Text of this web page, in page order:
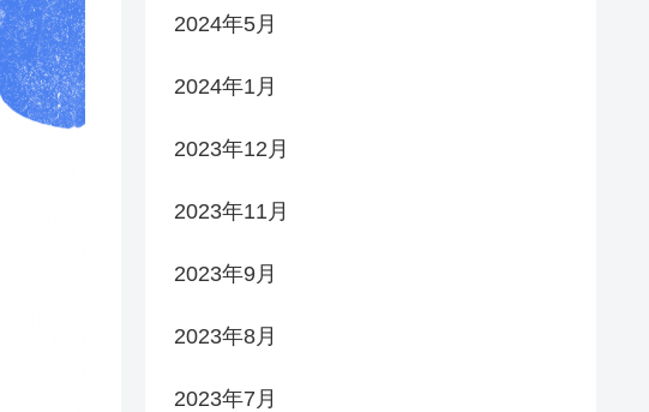
2024年5月
2024年1月
2023年12月
2023年11月
2023年9月
2023年8月
2023年7月